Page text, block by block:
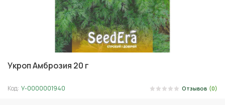
Укроп Амброзия 20 г
Код: У-0000001940 Отзывов (0)